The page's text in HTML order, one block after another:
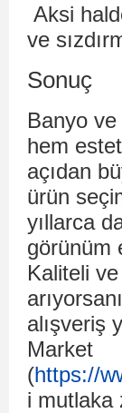
Aksi
ve
Sonuç
Banyo ve
hem
açıdan
ürün
yıllarca
görünüm
Kaliteli
alışveriş
Market
(https://
i mutlaka